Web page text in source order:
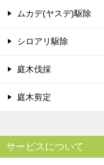
ムカデ(ヤスデ)駆除
シロアリ駆除
庭木伐採
庭木剪定
サービスについて